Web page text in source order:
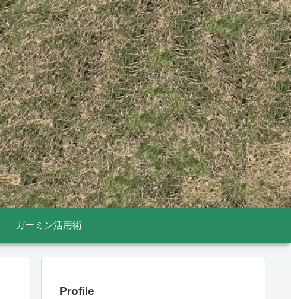
ガーミン活用術
Profile